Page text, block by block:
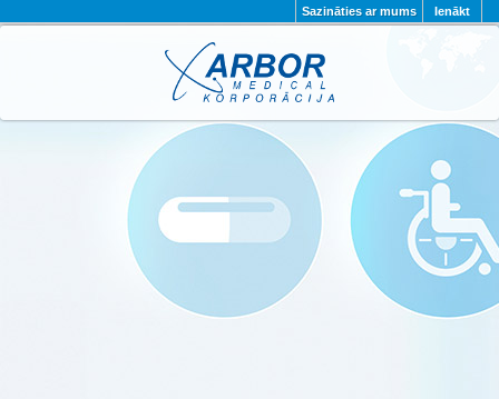
Ienākt
Sazināties ar mums
PAR MUMS PROJEKTI
KONTAKTI
PRIVĀTUMA POLITIKA